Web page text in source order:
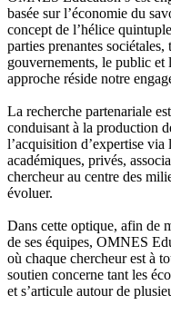
basée sur l’économie du
concept de l’hélice
parties prenantes
gouvernements, le public
approche réside notre
La recherche partenariale
conduisant à la production
l’acquisition d’expertise
académiques, privés,
chercheur au centre des
évoluer.
Dans cette optique, afin de
de ses équipes, OMNES
où chaque chercheur est à
soutien concerne tant les
et s’articule autour de